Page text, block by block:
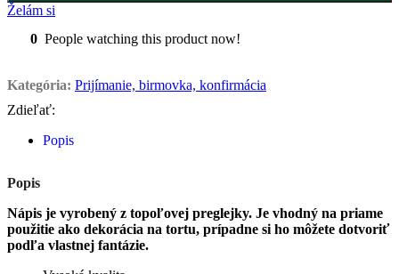
Želám si
0 People watching this product now!
Kategória: Prijímanie, birmovka, konfirmácia
Zdieľať:
Popis
Popis
Nápis je vyrobený z topoľovej preglejky. Je vhodný na priame
použitie ako dekorácia na tortu, prípadne si ho môžete dotvoriť
podľa vlastnej fantázie.